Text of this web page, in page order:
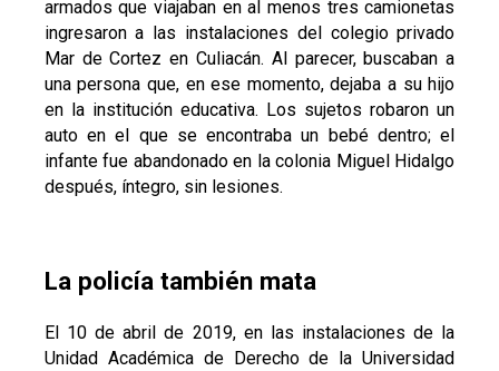
armados que viajaban en al menos tres camionetas
ingresaron a las instalaciones del colegio privado
Mar de Cortez en Culiacán. Al parecer, buscaban a
una persona que, en ese momento, dejaba a su hijo
en la institución educativa. Los sujetos robaron un
auto en el que se encontraba un bebé dentro; el
infante fue abandonado en la colonia Miguel Hidalgo
después, íntegro, sin lesiones.
La policía también mata
El 10 de abril de 2019, en las instalaciones de la
Unidad Académica de Derecho de la Universidad